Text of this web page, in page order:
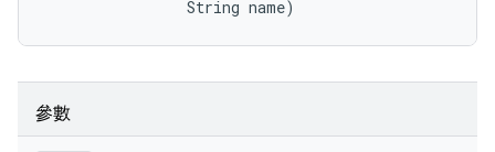
                String name)
參數